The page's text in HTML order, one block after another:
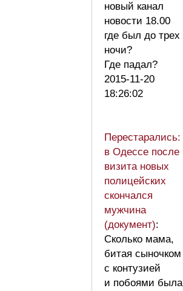
новый канал
новости 18.00
где был до трех
ночи?
Где падал?
2015-11-20
18:26:02
Перестарались:
в Одессе после
визита новых
полицейских
скончался
мужчина
(документ):
Сколько мама,
битая сыночком
с контузией
и побоями была